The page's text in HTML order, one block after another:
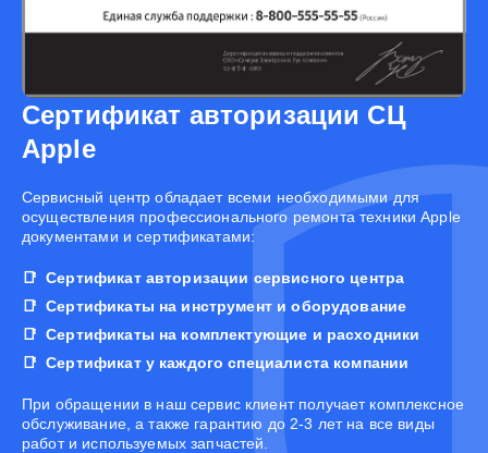
Сертификат авторизации СЦ
Apple
Cервисный центр обладает всеми необходимыми для
осуществления профессионального ремонта техники Apple
документами и сертификатами:
Сертификат авторизации сервисного центра
Сертификаты на инструмент и оборудование
Сертификаты на комплектующие и расходники
Сертификат у каждого специалиста компании
При обращении в наш сервис клиент получает комплексное
обслуживание, а также гарантию до 2-3 лет на все виды
работ и используемых запчастей.